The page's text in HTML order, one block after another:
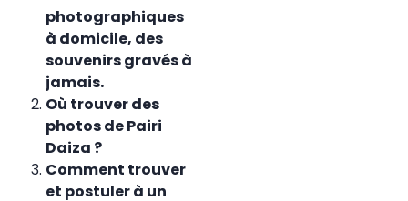
photographiques
à domicile, des
souvenirs gravés à
jamais.
Où trouver des
photos de Pairi
Daiza ?
Comment trouver
et postuler à un